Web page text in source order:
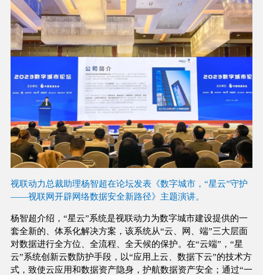
视联动力总裁助理杨智超在论坛发表《数字城市，“星云”守护
——视联网开辟网络数据安全新路径》主题演讲。
杨智超介绍，“星云”系统是视联动力为数字城市建设提供的一
套全新的、体系化解决方案，该系统从“云、网、端”三大层面
对数据进行全方位、全流程、全天候的保护。在“云端”，“星
云”系统创新云数防护手段，以“应用上云、数据下云”的技术方
式，致使云应用和数据资产隐身，护航数据资产安全；通过“一